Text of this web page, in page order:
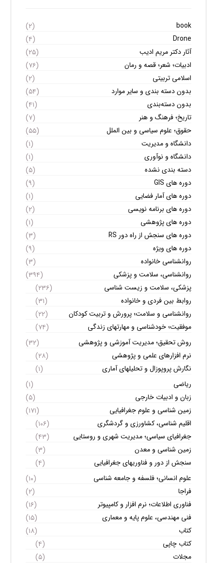
book
(۲)
Drone
(۴)
آثار دکتر مریم ادیب
(۲۵)
ادبیات؛ شعر؛ قصه و رمان
(۷۶)
اسلامی تربیتی
(۲)
بدون دسته بندی و سایر موارد
(۵۴)
بدون دسته‌بندی
(۴۱)
تاریخ؛ فرهنگ و هنر
(۷)
حقوق؛ علوم سیاسی و بین الملل
(۵۵)
دانشگاه و مدیریت
(۱)
دانشگاه و نوآوری
(۱)
دسته بندی نشده
(۵)
دوره های GIS
(۹)
دوره های آمار فضایی
(۱)
دوره های برنامه نویسی
(۲)
دوره های پژوهشی
(۱)
دوره های سنجش از راه دور RS
(۳)
دوره های ویژه
(۹)
روانشناسی خانواده
(۳)
روانشناسی، سلامت و پزشکی
(۳۹۴)
پزشکی، سلامت و زیست شناسی
(۲۳۶)
روابط بین فردی و خانواده
(۳۱)
روانشناسی و سلامت؛ پرورش و تربیت کودکان
(۲۲)
موفقیت؛ خودشناسی و مهارتهای زندگی
(۷۴)
روش تحقیق؛ مدیریت آموزشی و پژوهشی
(۳۲)
نرم افزارهای علمی و پژوهشی
(۲۸)
نگارش پروپوزال و تحلیلهای آماری
(۱)
ریاضی
(۱)
زبان و ادبیات خارجی
(۵)
زمین شناسی و علوم جغرافیایی
(۱۷۱)
اقلیم شناسی، کشاورزی و گردشگری
(۱۰۶)
جغرافیای سیاسی؛ مدیریت شهری و روستایی
(۴۳)
زمین شناسی و معدن
(۳)
سنجش از دور و فناوریهای جغرافیایی
(۴)
علوم انسانی؛ فلسفه و جامعه شناسی
(۱۰)
فراجا
(۲)
فناوری اطلاعات؛ نرم افزار و کامپیوتر
(۱۶)
فنی مهندسی، علوم پایه و معماری
(۱۵)
کتاب
(۱۸)
کتاب چاپی
(۴)
مجلات
(۵)